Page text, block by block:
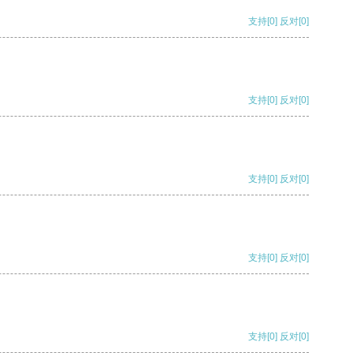
支持[0] 反对[0]
支持[0] 反对[0]
支持[0] 反对[0]
支持[0] 反对[0]
支持[0] 反对[0]